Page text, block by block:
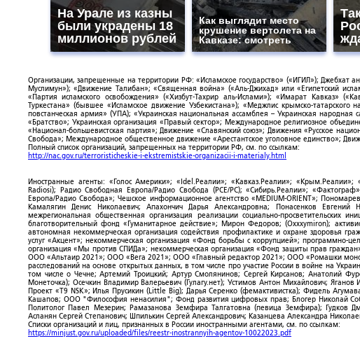
На Урале из казны
были украдены 18
миллионов рублей
Как выглядит место
крушение вертолета на
Кавказе: смотреть
Организации, запрещенные на территории РФ: «Исламское государство» («ИГИЛ»); Джебхат
Муслимун»); «Движение Талибан»; «Священная война» («Аль-Джихад» или «Египетский
«Партия исламского освобождения» («Хизбут-Тахрир аль-Ислами»); «Имарат Кавказ»
Туркестана» (бывшее «Исламское движение Узбекистана»); «Меджлис крымско-
повстанческая армия» (УПА); «Украинская национальная ассамблея – Украинская
«Братство»; Украинская организация «Правый сектор»; Международное религиозное
«Национал-большевистская партия»; Движение «Славянский союз»; Движения «Русское
Свобода»; Международное общественное движение «Арестантское уголовное единство»;
Полный список организаций, запрещенных на территории РФ, см. по ссылкам:
http://nac.gov.ru/terroristicheskie-i-ekstremistskie-organizacii-i-materialy.html
Иностранные агенты: «Голос Америки»; «Idel.Реалии»; «Кавказ.Реалии»;
Radiosi); Радио Свободная Европа/Радио Свобода (PCE/PC); «Сибирь.Реалии»;
Европа/Радио Свобода»; Чешское информационное агентство «MEDIUM-ORIENT»;
Камалягин Денис Николаевич; Апахончич Дарья Александровна; Понасенков
межрегиональная общественная организация реализации социально-просветительских
благотворительный фонд «Гуманитарное действие»; Мирон Федоров; (Oxxxymiron);
автономная некоммерческая организация содействия профилактике и охране здоровья
услуг «Акцент»; некоммерческая организация «Фонд борьбы с коррупцией»; программно-
организация «Мы против СПИДа»; некоммерческая организация «Фонд защиты прав
ООО «Альтаир 2021»; ООО «Вега 2021»; ООО «Главный редактор 2021»; ООО «Ромашки
расследований на основе открытых данных, в том числе про участие России в войне на
том числе о Чечне; Артемий Троицкий; Артур Смолянинов; Сергей Кирсанов; Анатолий
Монеточка); Осечкин Владимир Валерьевич (Гулагу.нет); Устимов Антон Михайлович;
Проект «T9 NSK»; Илья Прусикин (Little Big); Дарья Серенко (фемактивистка); Фидель
Кашапов; ООО "Философия ненасилия"; Фонд развития цифровых прав; Блогер Николай
Политолог Павел Мезерин; Рамазанова Земфира Талгатовна (певица Земфира); Гудков
Асланян Сергей Степанович; Шпилькин Сергей Александрович; Казанцева Александра
Списки организаций и лиц, признанных в России иностранными агентами, см. по ссылкам:
https://minjust.gov.ru/uploaded/files/reestr-inostrannyih-agentov-10022023.pdf